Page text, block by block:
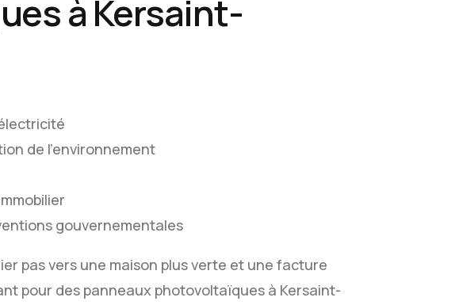
à Kersaint-
de l'environnement
gouvernementales
pas vers une maison plus verte et une facture
pour des panneaux photovoltaïques à Kersaint-